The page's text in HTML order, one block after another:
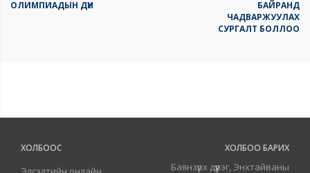
ОЛИМПИАДЫН ДҮН
БАЙРАНД
ЧАДВАРЖУУЛАХ
СУРГАЛТ БОЛЛОО
ХОЛБООС ХОЛБОО БАРИХ
Баянзүрх дүүрэг, Энхтайваны